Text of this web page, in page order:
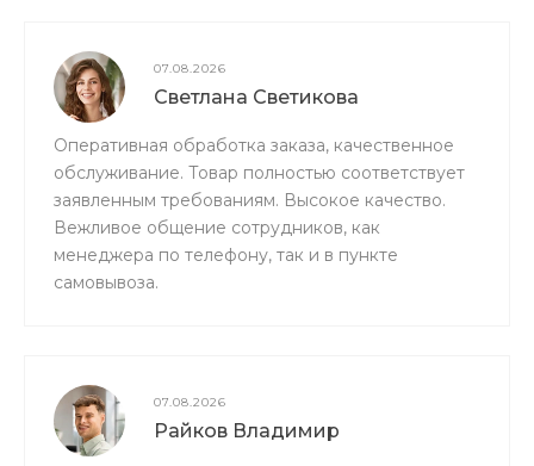
07.08.2026
Светлана Светикова
Оперативная обработка заказа, качественное
обслуживание. Товар полностью соответствует
заявленным требованиям. Высокое качество.
Вежливое общение сотрудников, как
менеджера по телефону, так и в пункте
самовывоза.
07.08.2026
Райков Владимир